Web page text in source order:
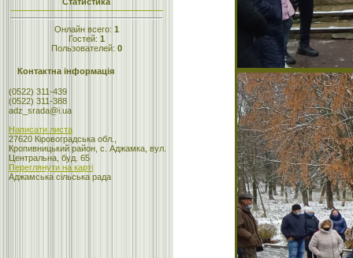
Онлайн всего: 1
Гостей: 1
Пользователей: 0
Контактна інформація
(0522) 311-439
(0522) 311-388
adz_srada@i.ua
Написати листа
27620 Кіровоградська обл.,
Кропивницький район, с. Аджамка, вул.
Центральна, буд. 65
Переглянути на карті
Аджамська сільська рада